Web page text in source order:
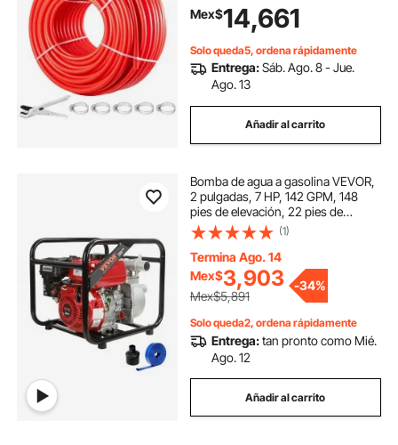
recreativos, plomería y calefacción
radiante.
Mex$14,661
Solo queda5, ordena rápidamente
Entrega:Sáb. Ago. 8 - Jue.
Ago. 13
Añadir al carrito
Bomba de agua a gasolina VEVOR,
2 pulgadas, 7 HP, 142 GPM, 148
pies de elevación, 22 pies de
succión, bomba de transferencia de
agua sucia a gasolina de 4 tiempos,
portátil de alta presión con
manguera de 25 pies para riego de
piscinas, certificada por la EPA
(1)
Termina Ago. 14
Mex$3,903
Mex$5,891
-34%
Solo queda2, ordena rápidamente
Entrega:tan pronto como Mié.
Ago. 12
Añadir al carrito